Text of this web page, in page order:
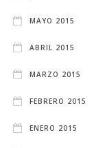
MAYO 2015
ABRIL 2015
MARZO 2015
FEBRERO 2015
ENERO 2015